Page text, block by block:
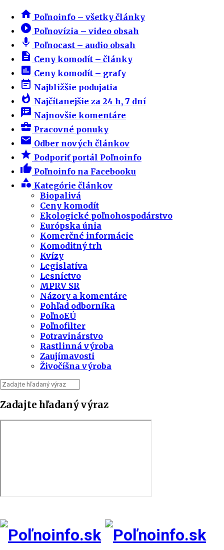
home Poľnoinfo – všetky články
play_circle_filled Poľnovízia – video obsah
mic Poľnocast – audio obsah
description Ceny komodít – články
insert_chart Ceny komodít – grafy
event_note Najbližšie podujatia
whatshot Najčítanejšie za 24 h, 7 dní
speaker_notes Najnovšie komentáre
business_center Pracovné ponuky
email Odber nových článkov
star Podporiť portál Poľnoinfo
thumb_up Poľnoinfo na Facebooku
category Kategórie článkov
Biopalivá
Ceny komodít
Ekologické poľnohospodárstvo
Európska únia
Komerčné informácie
Komoditný trh
Kvízy
Legislatíva
Lesníctvo
MPRV SR
Názory a komentáre
Pohľad odborníka
PoľnoEÚ
Poľnofilter
Potravinárstvo
Rastlinná výroba
Zaujímavosti
Živočíšna výroba
Zadajte hľadaný výraz